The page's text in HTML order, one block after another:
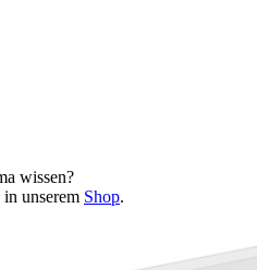
wissen?
unserem Shop.